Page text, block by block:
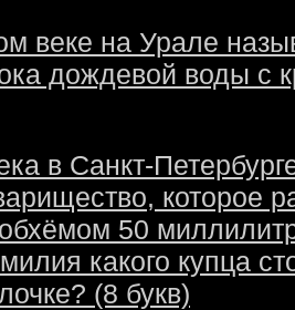
веке на Урале
дождевой воды с
в Санкт-
которое
50
какого купца
(8 букв)